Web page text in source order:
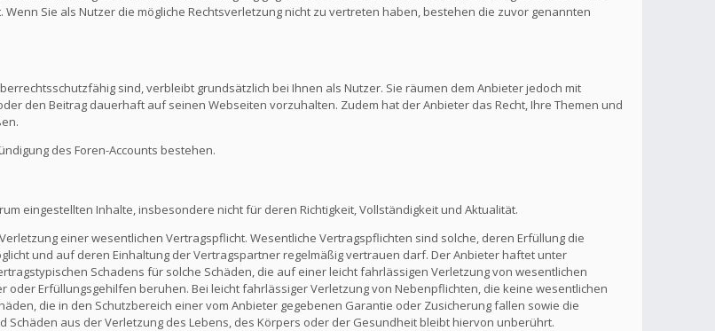
Sie als Nutzer die mögliche Rechtsverletzung nicht zu vertreten haben, bestehen die zuvor genannten
sind, verbleibt grundsätzlich bei Ihnen als Nutzer. Sie räumen dem Anbieter jedoch mit
den Beitrag dauerhaft auf seinen Webseiten vorzuhalten. Zudem hat der Anbieter das Recht, Ihre Themen und
des Foren-Accounts bestehen.
eingestellten Inhalte, insbesondere nicht für deren Richtigkeit, Vollständigkeit und Aktualität.
einer wesentlichen Vertragspflicht. Wesentliche Vertragspflichten sind solche, deren Erfüllung die
und auf deren Einhaltung der Vertragspartner regelmäßig vertrauen darf. Der Anbieter haftet unter
Schadens für solche Schäden, die auf einer leicht fahrlässigen Verletzung von wesentlichen
Erfüllungsgehilfen beruhen. Bei leicht fahrlässiger Verletzung von Nebenpflichten, die keine wesentlichen
die in den Schutzbereich einer vom Anbieter gegebenen Garantie oder Zusicherung fallen sowie die
aus der Verletzung des Lebens, des Körpers oder der Gesundheit bleibt hiervon unberührt.